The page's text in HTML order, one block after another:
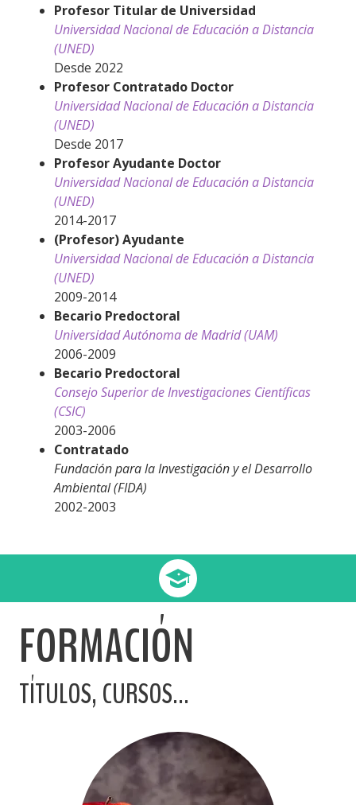
Profesor Titular de Universidad
Universidad Nacional de Educación a Distancia
(UNED)
Desde 2022
Profesor Contratado Doctor
Universidad Nacional de Educación a Distancia
(UNED)
Desde 2017
Profesor Ayudante Doctor
Universidad Nacional de Educación a Distancia
(UNED)
2014-2017
(Profesor) Ayudante
Universidad Nacional de Educación a Distancia
(UNED)
2009-2014
Becario Predoctoral
Universidad Autónoma de Madrid (UAM)
2006-2009
Becario Predoctoral
Consejo Superior de Investigaciones Científicas
(CSIC)
2003-2006
Contratado
Fundación para la Investigación y el Desarrollo
Ambiental (FIDA)
2002-2003
FORMACIÓN
TÍTULOS, CURSOS...